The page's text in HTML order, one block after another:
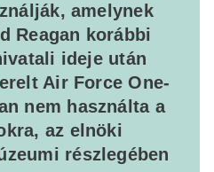
amelynek
Reagan korábbi
ideje után
Air Force One-
nem használta a
az elnöki
részlegében